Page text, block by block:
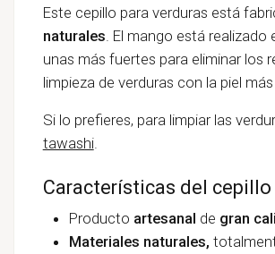
Este cepillo para verduras está
naturales . El mango está
unas más fuertes para eliminar los
limpieza de verduras con la piel más
Si lo prefieres, para limpiar las
tawashi.
Características del cepillo
Producto artesanal de gran
Materiales naturales,